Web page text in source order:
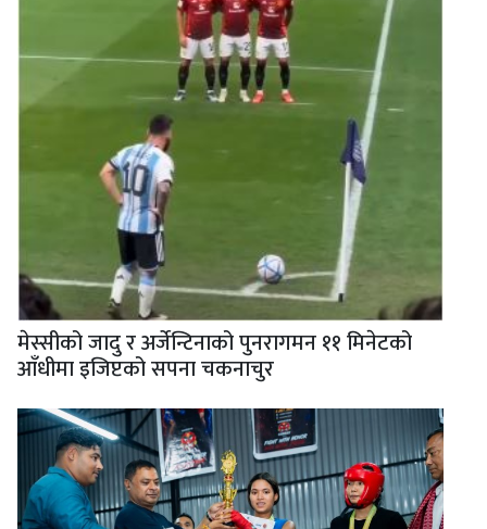
मेस्सीको जादु र अर्जेन्टिनाको पुनरागमन ११ मिनेटको
आँधीमा इजिप्टको सपना चकनाचुर